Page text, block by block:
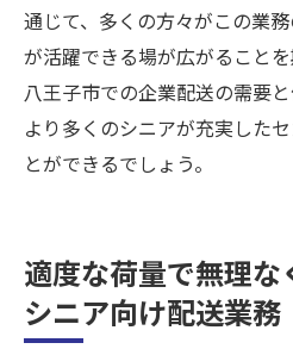
通じて、多くの方々がこの業
が活躍できる場が広がること
八王子市での企業配送の需要
より多くのシニアが充実した
とができるでしょう。
適度な荷量で無理
シニア向け配送業務